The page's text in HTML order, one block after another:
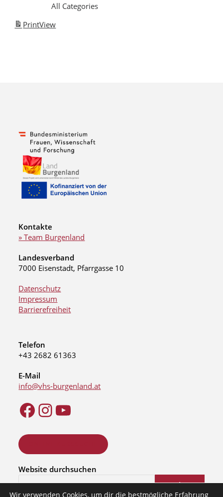
All Categories
PrintView
Kontakte
» Team Burgenland
Landesverband
7000 Eisenstadt, Pfarrgasse 10
Datenschutz
Impressum
Barrierefreiheit
Telefon
+43 2682 61363
E-Mail
info@vhs-burgenland.at
Website durchsuchen
Suchen
Wir verwenden Cookies, um dir die bestmögliche Erfahrung